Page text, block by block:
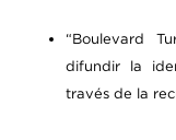
“Boulevard
difundir la
través de la